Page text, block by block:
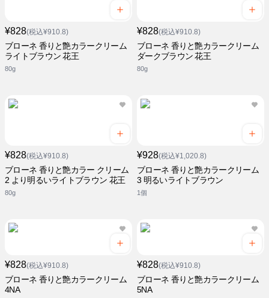
¥828(税込¥910.8)
ブローネ 香りと艶カラークリーム
ライトブラウン 花王
80g
¥828(税込¥910.8)
ブローネ 香りと艶カラークリーム
ダークブラウン 花王
80g
¥828(税込¥910.8)
ブローネ 香りと艶カラー クリーム
2 より明るいライトブラウン 花王
80g
¥928(税込¥1,020.8)
ブローネ 香りと艶カラークリーム
3 明るいライトブラウン
1個
¥828(税込¥910.8)
ブローネ 香りと艶カラークリーム
4NA
¥828(税込¥910.8)
ブローネ 香りと艶カラークリーム
5NA